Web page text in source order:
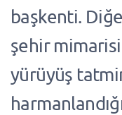
başkenti.
şehir
yürüyüş